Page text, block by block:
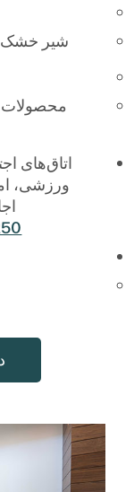
شیر خشک
محصولات
اتاق‌های
ورزشی،